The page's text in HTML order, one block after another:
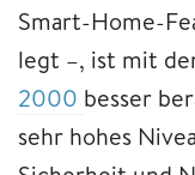
Smart-Home-
legt –, ist mit
2000 besser
sehr hohes